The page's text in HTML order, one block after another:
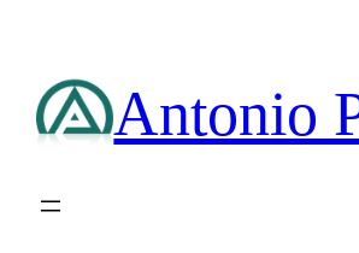
contenido Antonio